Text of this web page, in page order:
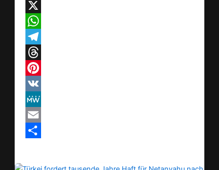
Facebook
X
WhatsApp
Telegram
Threads
Pinterest
VK
MeWe
Email